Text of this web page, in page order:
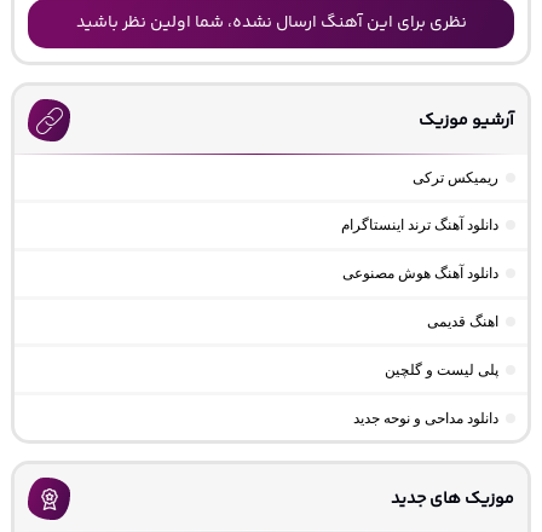
نظری برای این آهنگ ارسال نشده، شما اولین نظر باشید
آرشیو موزیک
ریمیکس ترکی
دانلود آهنگ ترند اینستاگرام
دانلود آهنگ هوش مصنوعی
اهنگ قدیمی
پلی لیست و گلچین
دانلود مداحی و نوحه جدید
موزیک های جدید